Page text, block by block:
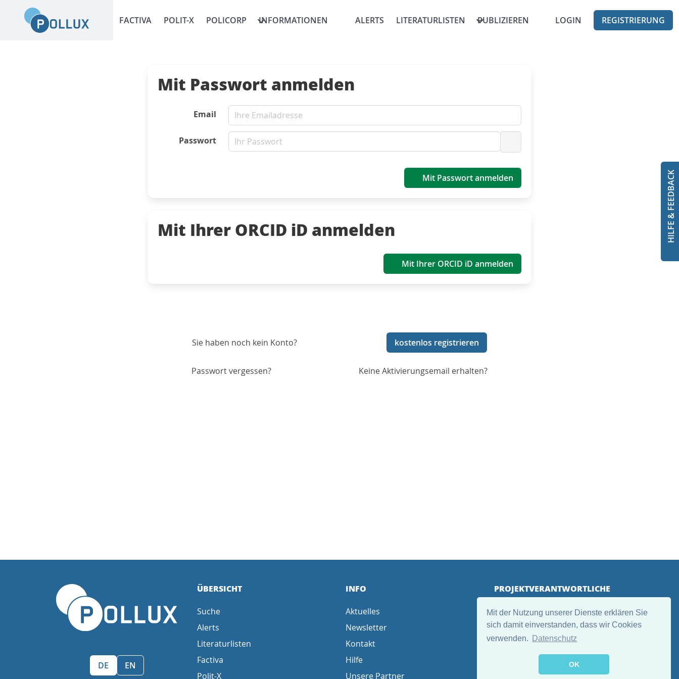
Mit der Nutzung unserer Dienste erklären Sie
sich damit einverstanden, dass wir Cookies
verwenden.
Datenschutz
OK
FACTIVA POLIT-X POLICORP INFORMATIONEN ALERTS LITERATURLISTEN PUBLIZIEREN LOGIN REGISTRIERUNG
HILFE & FEEDBACK
Mit Passwort anmelden
Email
Passwort
Passwort anzeigen
Mit Passwort anmelden
Mit Ihrer ORCID iD anmelden
Mit Ihrer ORCID iD anmelden
Sie haben noch kein Konto? kostenlos registrieren
Passwort vergessen? Keine Aktivierungsemail erhalten?
Sprache wählen/Select language
DE EN
ÜBERSICHT
Suche
Alerts
Literaturlisten
Factiva
Polit-X
INFO
Aktuelles
Newsletter
Kontakt
Hilfe
Unsere Partner
PROJEKTVERANTWORTLICHE